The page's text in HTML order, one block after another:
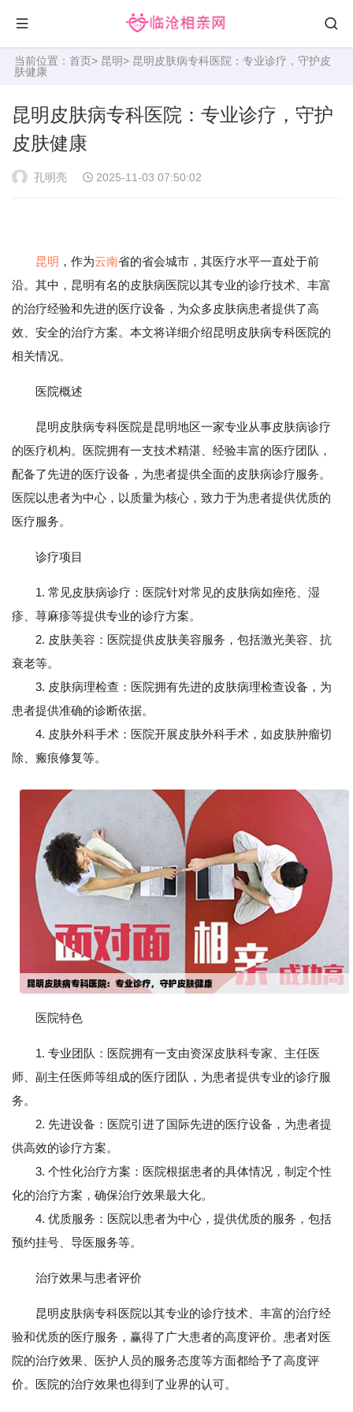
当前位置： 首页> 昆明> 昆明皮肤病专科医院：专业诊疗，守护皮
肤健康
昆明皮肤病专科医院：专业诊疗，守护
皮肤健康
孔明亮 2025-11-03 07:50:02
昆明 ，作为云南省的省会城市，其医疗水平一直处于前
沿。其中，昆明有名的皮肤病医院以其专业的诊疗技术、丰富
的治疗经验和先进的医疗设备，为众多皮肤病患者提供了高
效、安全的治疗方案。本文将详细介绍昆明皮肤病专科医院的
相关情况。
医院概述
昆明皮肤病专科医院是昆明地区一家专业从事皮肤病诊疗
的医疗机构。医院拥有一支技术精湛、经验丰富的医疗团队，
配备了先进的医疗设备，为患者提供全面的皮肤病诊疗服务。
医院以患者为中心，以质量为核心，致力于为患者提供优质的
医疗服务。
诊疗项目
1. 常见皮肤病诊疗：医院针对常见的皮肤病如痤疮、湿
疹、荨麻疹等提供专业的诊疗方案。
2. 皮肤美容：医院提供皮肤美容服务，包括激光美容、抗
衰老等。
3. 皮肤病理检查：医院拥有先进的皮肤病理检查设备，为
患者提供准确的诊断依据。
4. 皮肤外科手术：医院开展皮肤外科手术，如皮肤肿瘤切
除、瘢痕修复等。
医院特色
1. 专业团队：医院拥有一支由资深皮肤科专家、主任医
师、副主任医师等组成的医疗团队，为患者提供专业的诊疗服
务。
2. 先进设备：医院引进了国际先进的医疗设备，为患者提
供高效的诊疗方案。
3. 个性化治疗方案：医院根据患者的具体情况，制定个性
化的治疗方案，确保治疗效果最大化。
4. 优质服务：医院以患者为中心，提供优质的服务，包括
预约挂号、导医服务等。
治疗效果与患者评价
昆明皮肤病专科医院以其专业的诊疗技术、丰富的治疗经
验和优质的医疗服务，赢得了广大患者的高度评价。患者对医
院的治疗效果、医护人员的服务态度等方面都给予了高度评
价。医院的治疗效果也得到了业界的认可。